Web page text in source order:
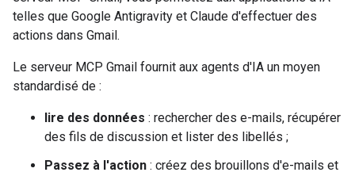
telles que Google Antigravity et Claude d'effectuer des
actions dans Gmail.
Le serveur MCP Gmail fournit aux agents d'IA un moyen
standardisé de :
lire des données : rechercher des e-mails, récupérer
des fils de discussion et lister des libellés ;
Passez à l'action : créez des brouillons d'e-mails et